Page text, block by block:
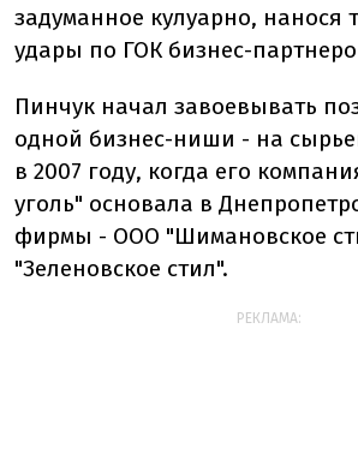
задуманное кулуарно, нанося
удары по ГОК бизнес-
Пинчук начал завоевывать
одной бизнес-ниши - на
в 2007 году, когда его
уголь" основала в
фирмы - ООО "Шимановское
"Зеленовское стил".
РЕКЛАМА: